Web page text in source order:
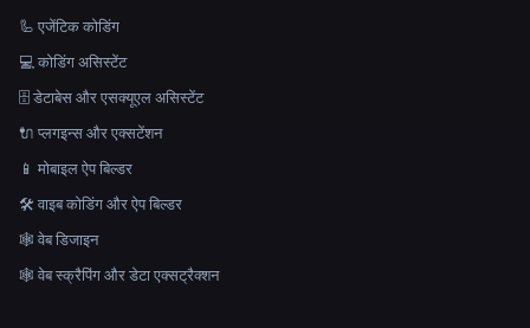
🦾 एजेंटिक कोडिंग
💻 कोडिंग असिस्टेंट
🗄️ डेटाबेस और एसक्यूएल असिस्टेंट
🔌 प्लगइन्स और एक्सटेंशन
📱 मोबाइल ऐप बिल्डर
🛠️ वाइब कोडिंग और ऐप बिल्डर
🕸 वेब डिजाइन
🕸️ वेब स्क्रैपिंग और डेटा एक्सट्रैक्शन